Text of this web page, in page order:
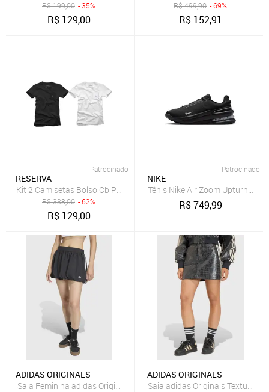
R$199,00 - 35%
R$ 129,00
R$499,90 - 69%
R$ 152,91
Patrocinado
RESERVA
Kit 2 Camisetas Bolso Cb Pica-Pau Xadrez Reserva - PRETO/
R$338,00 - 62%
R$ 129,00
Patrocinado
NIKE
Tênis Nike Air Zoom Upturn
R$749,99
ADIDAS ORIGINALS
Saia Feminina adidas Originals Balloon Preta
ADIDAS ORIGINALS
Saia adidas Originals Textura